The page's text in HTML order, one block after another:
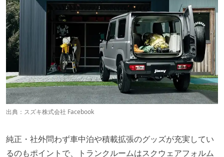
出典： スズキ株式会社 Facebook
純正・社外問わず車中泊や積載拡張のグッズが充実してい
るのもポイントで、トランクルームはスクウェアフォルム